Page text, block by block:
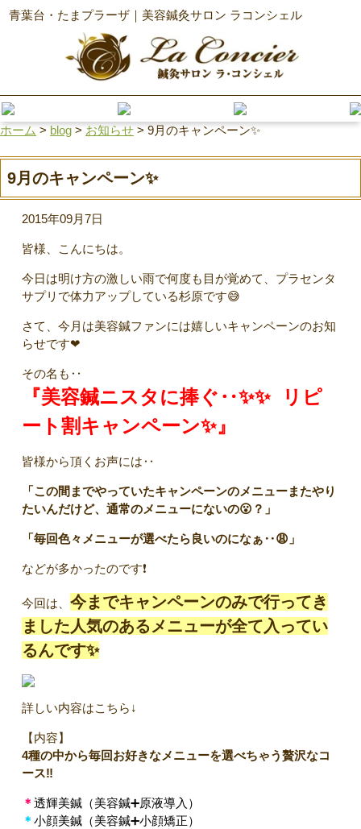
青葉台・たまプラーザ｜美容鍼灸サロン ラコンシェル
ホーム > blog > お知らせ > 9月のキャンペーン✨
9月のキャンペーン✨
2015年09月7日
皆様、こんにちは。
今日は明け方の激しい雨で何度も目が覚めて、プラセンタ
サプリで体力アップしている杉原です😅
さて、今月は美容鍼ファンには嬉しいキャンペーンのお知
らせです❤
その名も‥
『美容鍼ニスタに捧ぐ‥✨✨
リピ
ート割キャンペーン✨』
皆様から頂くお声には‥
「この間までやっていたキャンペーンのメニューまたやり
たいんだけど、通常のメニューにないの😮？」
「毎回色々メニューが選べたら良いのになぁ‥😩」
などが多かったのです❗
今回は、 今までキャンペーンのみで行ってき
ました人気のあるメニューが全て入ってい
るんです✨
詳しい内容はこちら↓
【内容】
4種の中から毎回お好きなメニューを選べちゃう贅沢なコ
ース‼
＊ 透輝美鍼（美容鍼➕原液導入）
＊ 小顔美鍼（美容鍼➕小顔矯正）